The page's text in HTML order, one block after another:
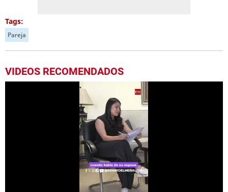
Tags:
Pareja
VIDEOS RECOMENDADOS